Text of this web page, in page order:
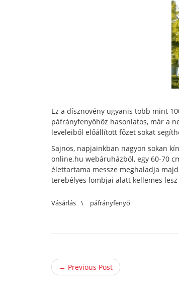
Ez a dísznövény ugyanis több mint
páfrányfenyőhöz hasonlatos, már a
leveleiből előállított főzet sokat
Sajnos, napjainkban nagyon sokan
online.hu webáruházból, egy 60-70
élettartama messze meghaladja
terebélyes lombjai alatt kellemes
Vásárlás \ páfrányfenyő
← Previous Post